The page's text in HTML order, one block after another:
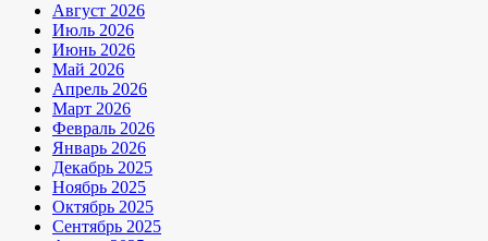
Август 2026
Июль 2026
Июнь 2026
Май 2026
Апрель 2026
Март 2026
Февраль 2026
Январь 2026
Декабрь 2025
Ноябрь 2025
Октябрь 2025
Сентябрь 2025